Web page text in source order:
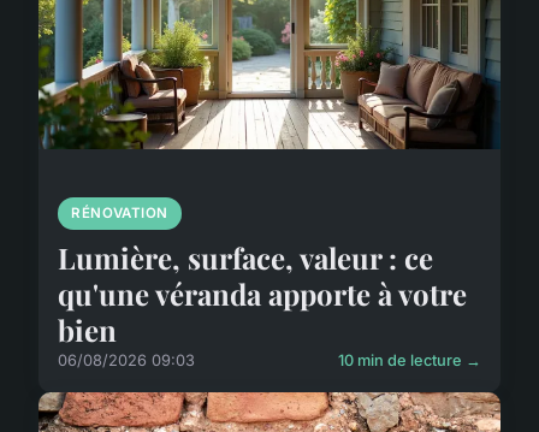
RÉNOVATION
Lumière, surface, valeur : ce
qu'une véranda apporte à votre
bien
06/08/2026 09:03 10 min de lecture →